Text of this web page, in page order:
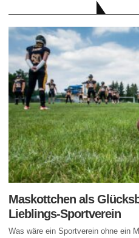
Maskottchen als
Lieblings-Sportverein
Was wäre ein Sportverein ohne ein